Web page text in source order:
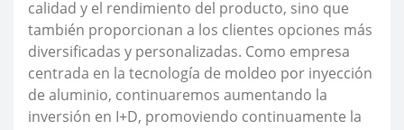
calidad y el rendimiento del producto, sino que
también proporcionan a los clientes opciones más
diversificadas y personalizadas. Como empresa
centrada en la tecnología de moldeo por inyección
de aluminio, continuaremos aumentando la
inversión en I+D, promoviendo continuamente la